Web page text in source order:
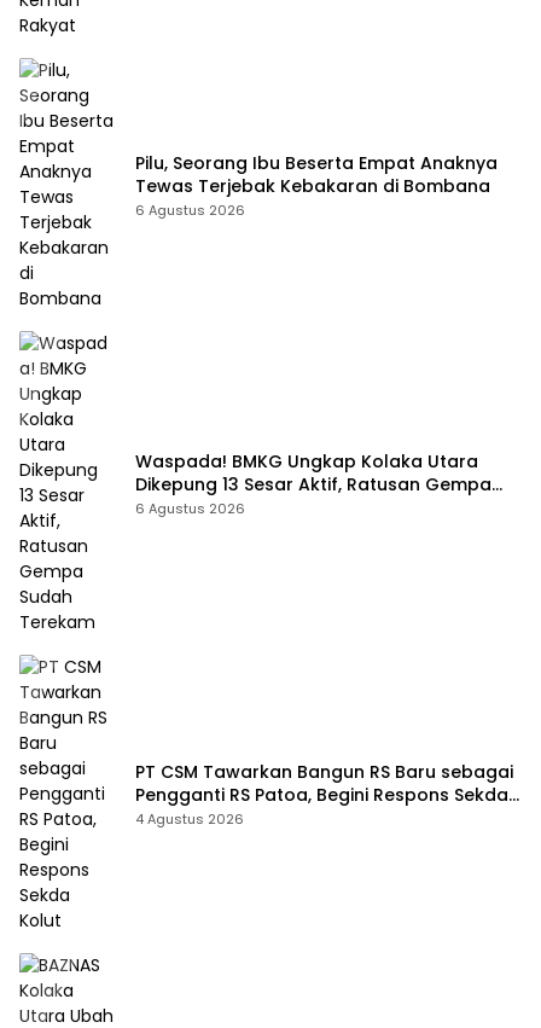
Pilu, Seorang Ibu Beserta Empat Anaknya
Tewas Terjebak Kebakaran di Bombana
6 Agustus 2026
Waspada! BMKG Ungkap Kolaka Utara
Dikepung 13 Sesar Aktif, Ratusan Gempa
Sudah Terekam
6 Agustus 2026
PT CSM Tawarkan Bangun RS Baru sebagai
Pengganti RS Patoa, Begini Respons Sekda
Kolut
4 Agustus 2026